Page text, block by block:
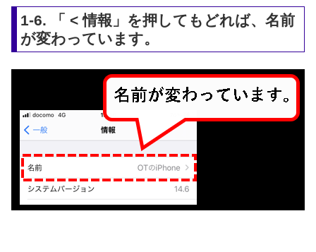
1-6. 「 < 情報」を押してもどれば、名前
が変わっています。